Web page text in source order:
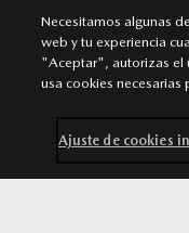
Aviso legal
© 2026 Mazda España
SÍGUENOS EN
Necesitamos algunas
web y tu experiencia
"Aceptar", autorizas el
usa cookies necesarias
Ajuste de cookies